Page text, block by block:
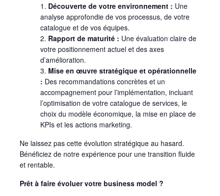
Découverte de votre environnement : Une
analyse approfondie de vos processus, de votre
catalogue et de vos équipes.
Rapport de maturité : Une évaluation claire de
votre positionnement actuel et des axes
d’amélioration.
Mise en œuvre stratégique et opérationnelle
: Des recommandations concrètes et un
accompagnement pour l’implémentation, incluant
l’optimisation de votre catalogue de services, le
choix du modèle économique, la mise en place de
KPIs et les actions marketing.
Ne laissez pas cette évolution stratégique au hasard.
Bénéficiez de notre expérience pour une transition fluide
et rentable.
Prêt à faire évoluer votre business model ?